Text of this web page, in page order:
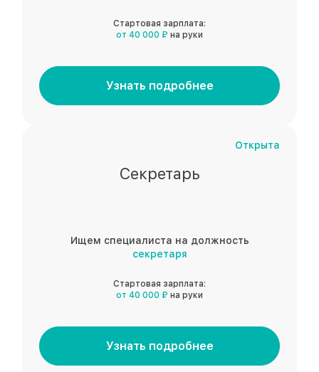
Стартовая зарплата:
от 40 000 ₽ на руки
Узнать подробнее
Открыта
Секретарь
Ищем специалиста на должность
секретаря
Стартовая зарплата:
от 40 000 ₽ на руки
Узнать подробнее